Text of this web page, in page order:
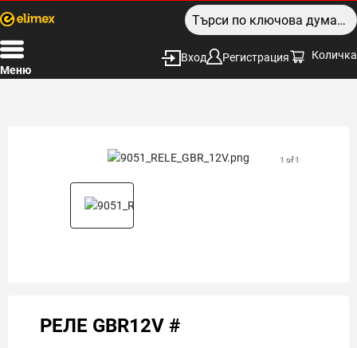
Меню
Вход Регистрация Количка
1 of 1
РЕЛЕ GBR12V #